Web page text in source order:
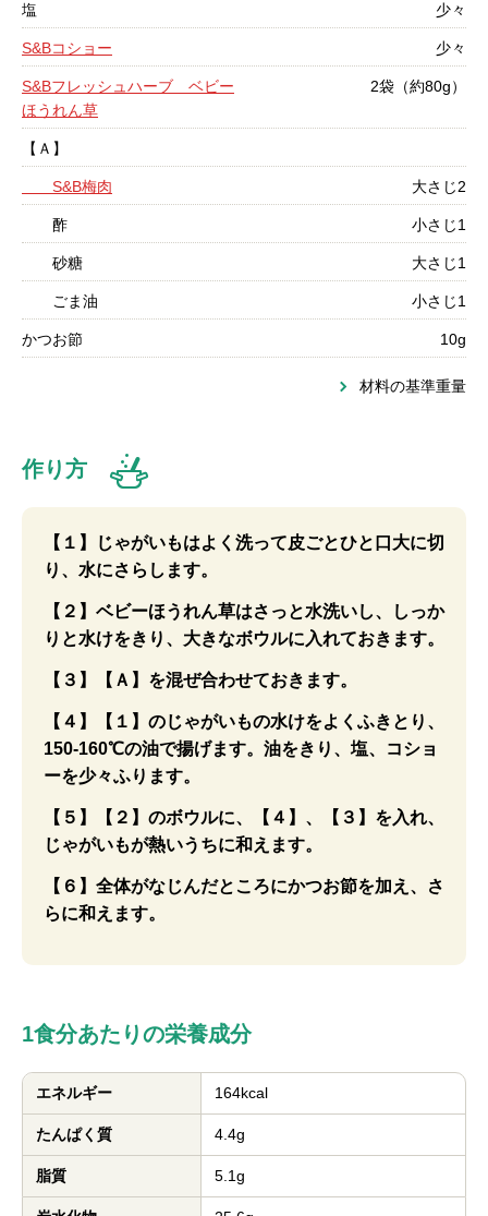
塩 少々
S&Bコショー 少々
S&Bフレッシュハーブ ベビー
ほうれん草
2袋（約80g）
【Ａ】
S&B梅肉 大さじ2
酢 小さじ1
砂糖 大さじ1
ごま油 小さじ1
かつお節 10g
材料の基準重量
作り方
【１】じゃがいもはよく洗って皮ごとひと口大に切
り、水にさらします。
【２】ベビーほうれん草はさっと水洗いし、しっか
りと水けをきり、大きなボウルに入れておきます。
【３】【Ａ】を混ぜ合わせておきます。
【４】【１】のじゃがいもの水けをよくふきとり、
150-160℃の油で揚げます。油をきり、塩、コショ
ーを少々ふります。
【５】【２】のボウルに、【４】、【３】を入れ、
じゃがいもが熱いうちに和えます。
【６】全体がなじんだところにかつお節を加え、さ
らに和えます。
1食分あたりの栄養成分
エネルギー 164kcal
たんぱく質 4.4g
脂質 5.1g